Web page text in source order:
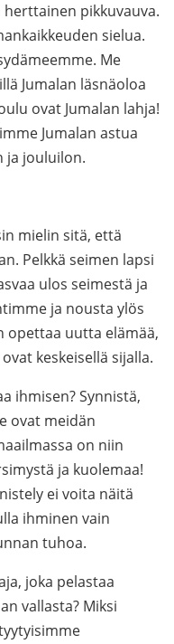
herttainen pikkuvauva.
sielua.
Me
Jumalan läsnäoloa
ovat Jumalan lahja!
Jumalan astua
ja jouluilon.
mielin sitä, että
Pelkkä seimen lapsi
ulos seimestä ja
ja nousta ylös
opettaa uutta elämää,
keskeisellä sijalla.
ihmisen? Synnistä,
ovat meidän
on niin
ja kuolemaa!
ei voita näitä
ihminen vain
tuhoa.
joka pelastaa
vallasta? Miksi